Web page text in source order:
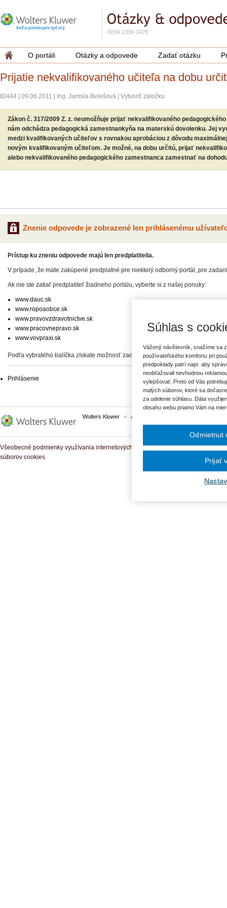
ISSN 1339-1429
O portáli Otázky a odpovede Zadať otázku
Prijatie nekvalifikovaného učiteľa na dobu
ID444 09.06.2011 Ing. Jarmila Belešová Vytvoriť záložku
Zákon č. 317/2009 Z. z. neumožňuje prijať nekvalifikovaného
nám odchádza pedagogická zamestnankyňa na materskú dovolenku. Jej
medzi kvalifikovaných učiteľov s rovnakou aprobáciou z dôvodu
novým kvalifikovaným učiteľom. Je možné, na dobu určitú, prijať
alebo nekvalifikovaného pedagogického zamestnanca zamestnať na
Znenie odpovede je zobrazené len prihlásenému
Prístup ku zneniu odpovede majú len predplatitelia.
V prípade, že máte zakúpené predplatné pre niektorý odborný portál, pre
Ak nie ste zatiaľ predplatiteľ žiadneho portálu, vyberte si z našej ponuky:
www.dauc.sk
www.ropoaobce.sk
www.pravovzdravotnictve.sk
www.pracovnepravo.sk
www.vovpraxi.sk
Podľa vybratého balíčka získate možnosť zadať svoje otázky, prípadne prístup
Prihlásenie
Wolters Kluwer ASPI
Všeobecné podmienky využívania internetových služieb a komunitných portálov
súborov cookies
Súhlas s
Vážený návštevník, snažíme sa
používateľského komfortu pri
predpoklady patrí napr. aby
neobťažovali nevhodnou
vylepšovať. Preto od Vás
malých súborov, ktoré sa
za udelenie súhlasu. Dáta
obsahu webu priamo Vám na
Odmietnut
Prijať